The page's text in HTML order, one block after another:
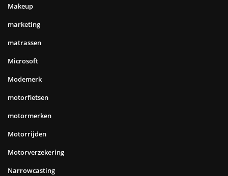
Makeup
marketing
matrassen
Microsoft
Modemerk
motorfietsen
motormerken
Motorrijden
Motorverzekering
Narrowcasting